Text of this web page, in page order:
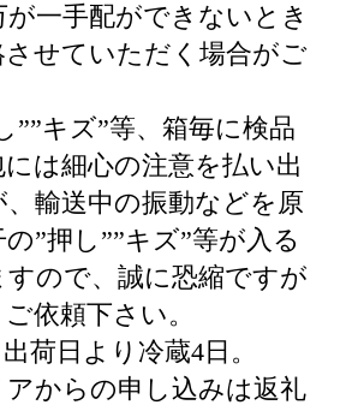
一手配ができないとき
させていただく場合がご
””キズ”等、箱毎に検品
は細心の注意を払い出
輸送中の振動などを原
”押し””キズ”等が入る
ので、誠に恐縮ですが
依頼下さい。
荷日より冷蔵4日。
からの申し込みは返礼